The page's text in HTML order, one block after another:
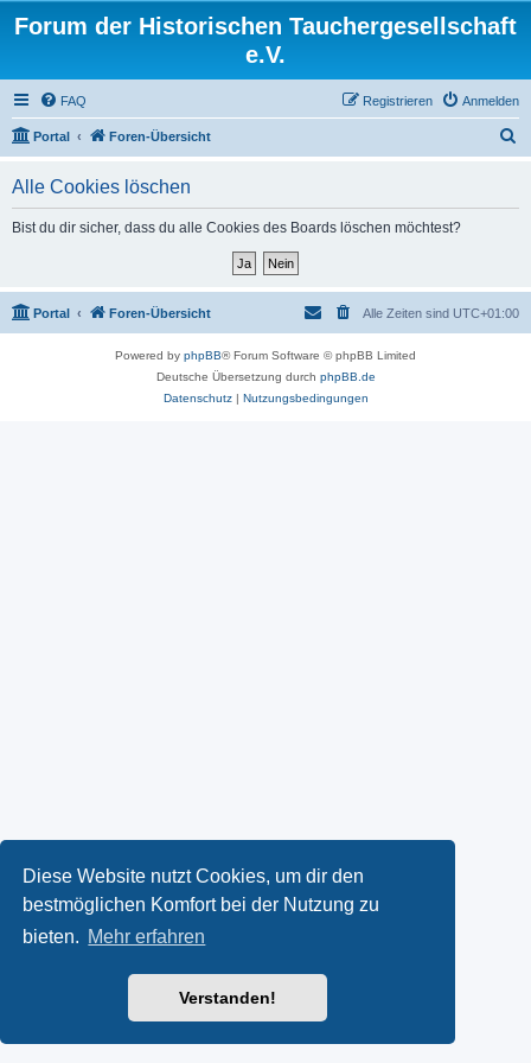
Diese Website nutzt Cookies, um dir den
bestmöglichen Komfort bei der Nutzung zu
bieten. Mehr erfahren
Verstanden!
Forum der Historischen Tauchergesellschaft
e.V.
FAQ Anmelden
Registrieren
Portal Foren-Übersicht
Alle Cookies löschen
Bist du dir sicher, dass du alle Cookies des Boards löschen möchtest?
Portal Foren-Übersicht Alle Zeiten sind UTC+01:00
Powered by phpBB® Forum Software © phpBB Limited
Deutsche Übersetzung durch phpBB.de
Datenschutz| Nutzungsbedingungen